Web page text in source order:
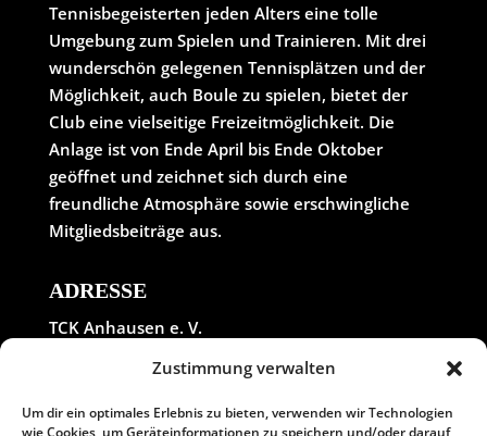
Zustimmung verwalten
Um dir ein optimales Erlebnis zu bieten, verwenden wir Technologien
wie Cookies, um Geräteinformationen zu speichern und/oder darauf
Tennisbegeisterten jeden Alters eine tolle
Umgebung zum Spielen und Trainieren. Mit drei
wunderschön gelegenen Tennisplätzen und der
Möglichkeit, auch Boule zu spielen, bietet der
Club eine vielseitige Freizeitmöglichkeit. Die
Anlage ist von Ende April bis Ende Oktober
geöffnet und zeichnet sich durch eine
freundliche Atmosphäre sowie erschwingliche
Mitgliedsbeiträge aus.
ADRESSE
TCK Anhausen e. V.
56584 Meinborn
Tel. 0 26 39 / 14 03